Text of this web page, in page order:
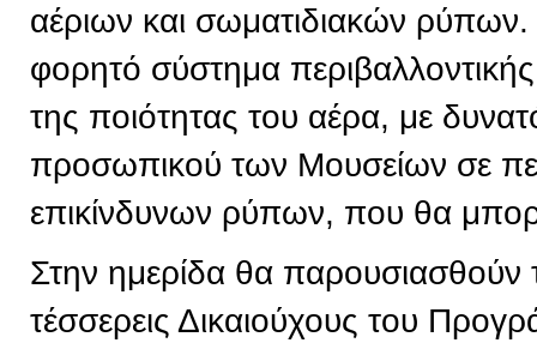
αέριων και σωματιδιακών
φορητό σύστημα
της ποιότητας του αέρα, με
προσωπικού των Μουσείων σε
επικίνδυνων ρύπων, που θα
Στην ημερίδα θα
τέσσερεις Δικαιούχους του